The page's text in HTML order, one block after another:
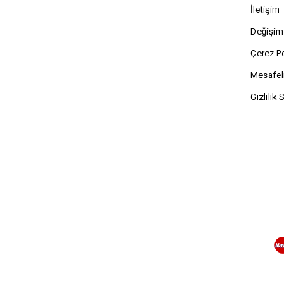
İletişim
Çerez
Gizlilik